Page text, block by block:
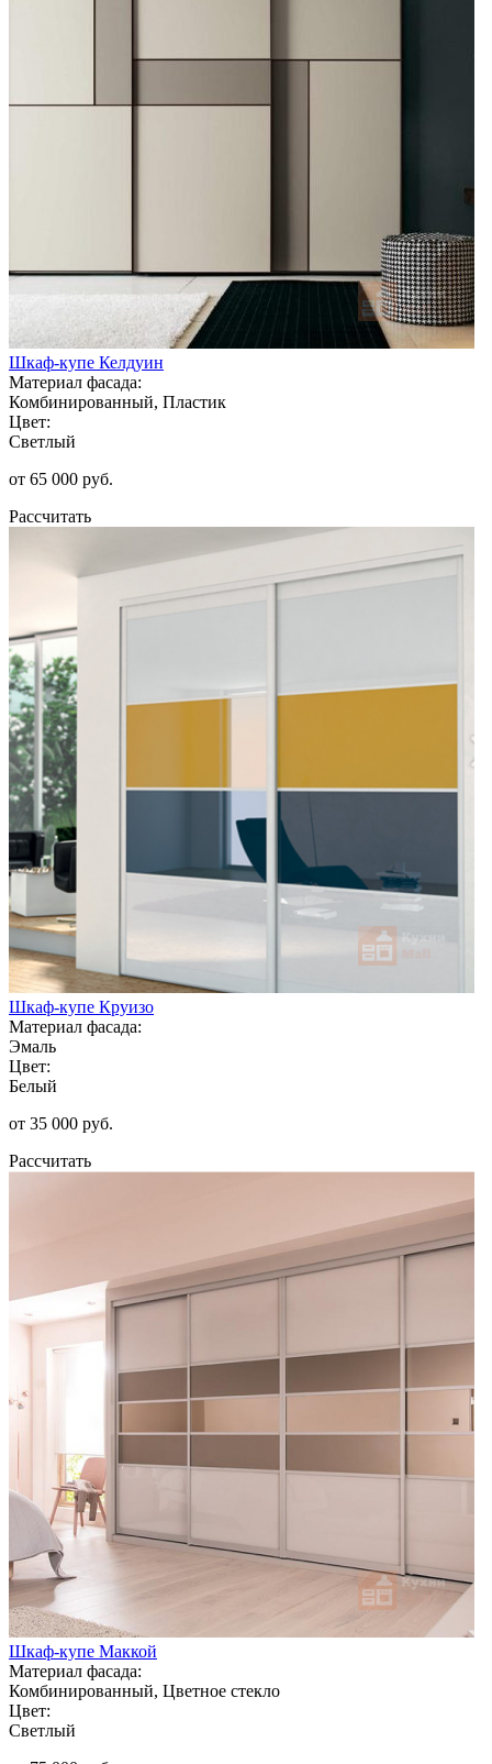
Шкаф-купе Келдуин
Материал фасада:
Комбинированный, Пластик
Цвет:
Светлый
от 65 000 руб.
Рассчитать
Шкаф-купе Круизо
Материал фасада:
Эмаль
Цвет:
Белый
от 35 000 руб.
Рассчитать
Шкаф-купе Маккой
Материал фасада:
Комбинированный, Цветное стекло
Цвет:
Светлый